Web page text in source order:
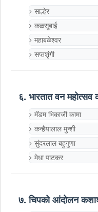
साल्हेर
कळसूबाई
महाबळेश्वर
सप्तशृंगी
६. भारतात वन महोत्सव
मॅडम भिकाजी कामा
कन्हैयालाल मुन्शी
सुंदरलाल बहुगुणा
मेधा पाटकर
७. चिपको आंदोलन